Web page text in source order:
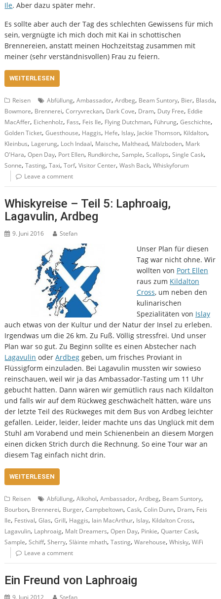
Ile. Aber dazu später mehr.
Es sollte aber auch der Tag des schlechten Gewissens für mich
sein, vergnügte ich mich doch mit Kai in schottischen
Brennereien, anstatt meinen Hochzeitstag zusammen mit
meiner (sehr verständnisvollen) Frau zu feiern.
WEITERLESEN
Reisen Abfüllung,Ambassador,Ardbeg, Beam Suntory, Bier, Blasda,
Bowmore, Brennerei,Corryvreckan, Dark Cove, Dram, Duty Free, Eddie
MacAffer, Eichenholz, Fass, Feis Ile, Flying Dutchman, Führung,Geschichte,
Golden Ticket,Guesthouse, Haggis, Hefe, Islay, Jackie Thomson, Kildalton,
Kleinbus, Lagerung, Loch Indaal, Maische, Malthead, Mälzboden, Mark
O'Hara,Open Day, Port Ellen, Rundkirche,Sample,Scallops,Single Cask,
Sonne,Tasting,Taxi,Torf,Visitor Center,Wash Back,Whiskyforum
Leave a comment
Whiskyreise – Teil 5: Laphroaig,
Lagavulin, Ardbeg
9. Juni 2016 Stefan
Unser Plan für diesen
Tag war nicht ohne. Wir
wollten von Port Ellen
raus zum Kildalton
Cross, um neben den
kulinarischen
Spezialitäten von Islay
auch etwas von der Kultur und der Natur der Insel zu erleben.
Irgendwas um die 26 km. Zu Fuß. Völlig stressfrei. Und unser
Plan war so gut. Zu Beginn sollte es einen Abstecher nach
Lagavulin oderArdbeg geben, um frisches Proviant in
Flüssigform einzuladen. Bei Lagavulin mussten wir sowieso
reinschauen, weil wir ja das Ambassador-Tasting um 11 Uhr
gebucht hatten. Dann wären wir gemütlich raus nach Kildalton
und falls wir auf dem Rückweg geschwächelt hätten, wäre uns
der letzte Teil des Rückweges mit dem Bus von Ardbeg leichter
gefallen. Leider, leider, leider machte uns das Unglück mit dem
Stuhl am Vorabend und mein Schienenbein an diesem Morgen
einen dicken Strich durch die Rechnung. So eine Tour war an
diesem Tag einfach nicht drin.
WEITERLESEN
Reisen Abfüllung,Alkohol,Ambassador,Ardbeg, Beam Suntory,
Bourbon, Brennerei, Burger,Campbeltown,Cask,Colin Dunn, Dram, Feis
Ile, Festival,Glas,Grill, Haggis, Iain MacArthur, Islay, Kildalton Cross,
Lagavulin, Laphroaig, Malt Dreamers,Open Day, Pinkie,Quarter Cask,
Sample,Schiff,Sherry,Slàinte mhath,Tasting,Warehouse,Whisky,WiFi
Leave a comment
Ein Freund von Laphroaig